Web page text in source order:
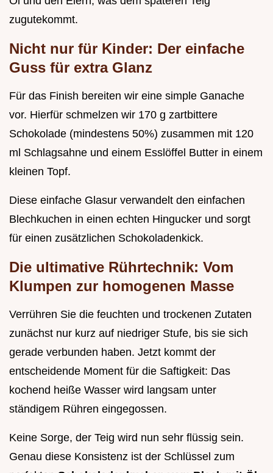
zugutekommt.
Nicht nur für Kinder: Der einfache
Guss für extra Glanz
Für das Finish bereiten wir eine simple Ganache
vor. Hierfür schmelzen wir 170 g zartbittere
Schokolade (mindestens 50%) zusammen mit 120
ml Schlagsahne und einem Esslöffel Butter in einem
kleinen Topf.
Diese einfache Glasur verwandelt den einfachen
Blechkuchen in einen echten Hingucker und sorgt
für einen zusätzlichen Schokoladenkick.
Die ultimative Rührtechnik: Vom
Klumpen zur homogenen Masse
Verrühren Sie die feuchten und trockenen Zutaten
zunächst nur kurz auf niedriger Stufe, bis sie sich
gerade verbunden haben. Jetzt kommt der
entscheidende Moment für die Saftigkeit: Das
kochend heiße Wasser wird langsam unter
ständigem Rühren eingegossen.
Keine Sorge, der Teig wird nun sehr flüssig sein.
Genau diese Konsistenz ist der Schlüssel zum